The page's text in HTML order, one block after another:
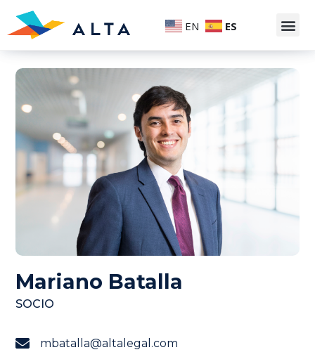
EN ES
Mariano Batalla
SOCIO
mbatalla@altalegal.com